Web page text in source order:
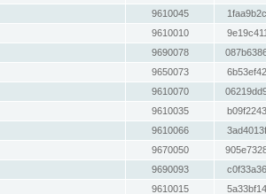
9610045
9610010
9690078
9650073
9610070
9610035
9610066
9670050
9690093
9610015